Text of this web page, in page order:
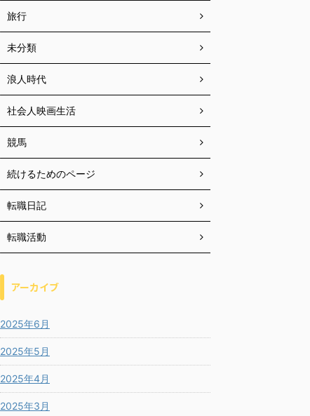
旅行
未分類
浪人時代
社会人映画生活
競馬
続けるためのページ
転職日記
転職活動
アーカイブ
2025年6月
2025年5月
2025年4月
2025年3月